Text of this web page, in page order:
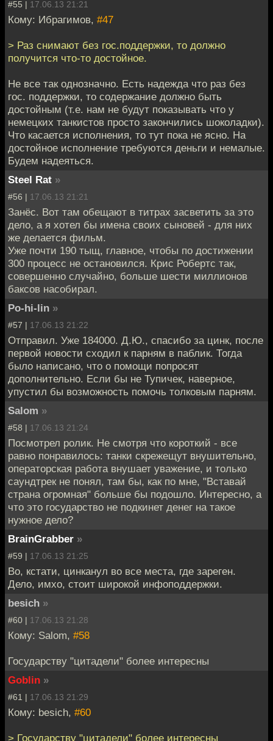
#55 | 17.06.13 21:21
Кому: Ибрагимов, #47
> Раз снимают без гос.поддержки, то должно
получится что-то достойное.
Не все так однозначно. Есть надежда что раз без
гос. поддержки, то содержание должно быть
достойным (т.е. нам не будут показывать что у
немецких танкистов просто закончились шоколадки).
Что касается исполнения, то тут пока не ясно. На
достойное исполнение требуются деньги и немалые.
Будем надеяться.
Steel Rat »
#56 | 17.06.13 21:21
Занёс. Вот там обещают в титрах засветить за это
дело, а я хотел бы имена своих сыновей - для них
же делается фильм.
Уже почти 190 тыщ, главное, чтобы по достижении
300 процесс не остановился. Крис Робертс так,
совершенно случайно, больше шести миллионов
баксов насобирал.
Po-hi-lin »
#57 | 17.06.13 21:22
Отправил. Уже 184000. Д.Ю., спасибо за цинк, после
первой новости сходил к парням в паблик. Тогда
было написано, что о помощи попросят
дополнительно. Если бы не Тупичек, наверное,
упустил бы возможность помочь толковым парням.
Salom »
#58 | 17.06.13 21:24
Посмотрел ролик. Не смотря что короткий - все
равно понравилось: танки скрежещут внушительно,
операторская работа внушает уважение, и только
саундтрек не понял, там бы, как по мне, "Вставай
страна огромная" больше бы подошло. Интересно, а
что это государство не подкинет денег на такое
нужное дело?
BrainGrabber »
#59 | 17.06.13 21:25
Во, кстати, цинканул во все места, где зареген.
Дело, имхо, стоит широкой инфоподдержки.
besich »
#60 | 17.06.13 21:28
Кому: Salom, #58
Государству "цитадели" более интересны
Goblin »
#61 | 17.06.13 21:29
Кому: besich, #60
> Государству "цитадели" более интересны